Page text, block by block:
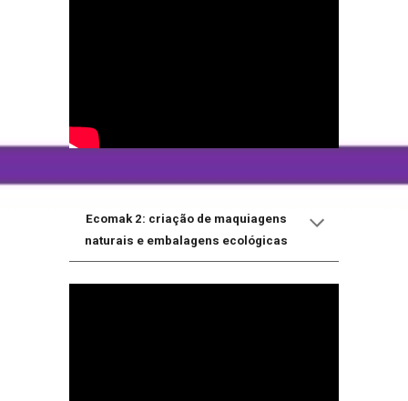
Ecomak 2: criação de maquiagens
naturais e embalagens ecológicas